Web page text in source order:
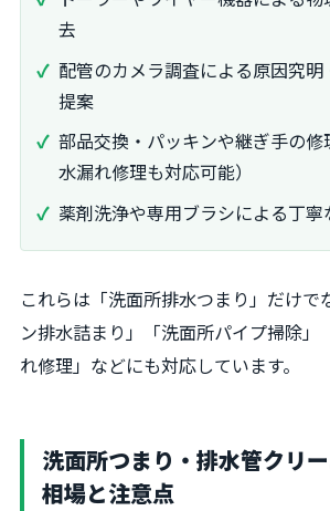
去
配管のカメラ調査による原因究
提案
部品交換・パッキンや継ぎ手の修
水漏れ修理も対応可能）
薬剤洗浄や専用ブラシによる丁寧
これらは「洗面所排水つまり」だけで
ン排水詰まり」「洗面所パイプ掃除」
れ修理」などにも対応しています。
洗面所つまり・排水管クリ
相場と注意点